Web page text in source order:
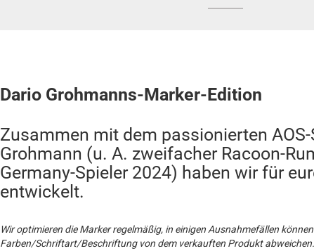
Dario Grohmanns-Marker-Edition
Zusammen mit dem passionierten
Grohmann (u. A. zweifacher Racoon-
Germany-Spieler 2024) haben wir für
entwickelt.
Wir optimieren die Marker regelmäßig, in einigen Ausnahmefällen
Farben/Schriftart/Beschriftung von dem verkauften Produkt abweichen.